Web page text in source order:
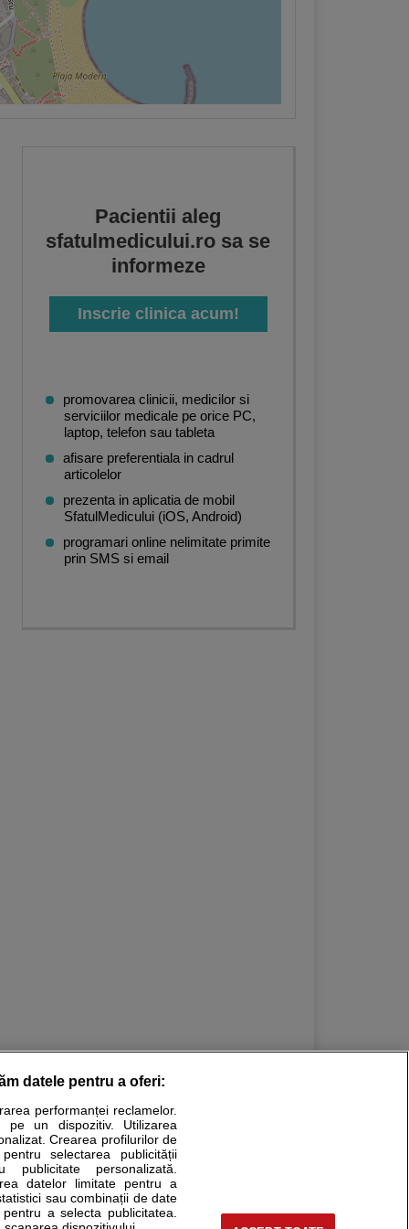
Pacientii aleg
sfatulmedicului.ro sa se
informeze
Inscrie clinica acum!
promovarea clinicii, medicilor si
serviciilor medicale pe orice PC,
laptop, telefon sau tableta
afisare preferentiala in cadrul
articolelor
prezenta in aplicatia de mobil
SfatulMedicului (iOS, Android)
programari online nelimitate primite
prin SMS si email
Stiri medicale
Ele nu pot substitui consultul medical direct si
fie medicul Dvs., fie unul dintre medicii pe care
datele pentru a oferi:
performanței reclamelor.
pe un dispozitiv. Utilizarea
Crearea profilurilor de
selectarea publicității
publicitate personalizată.
datelor limitate pentru a
sau combinații de date
a selecta publicitatea.